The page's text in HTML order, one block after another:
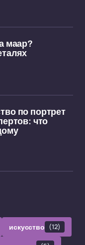
маар?
по портрет
что
искусство (12)